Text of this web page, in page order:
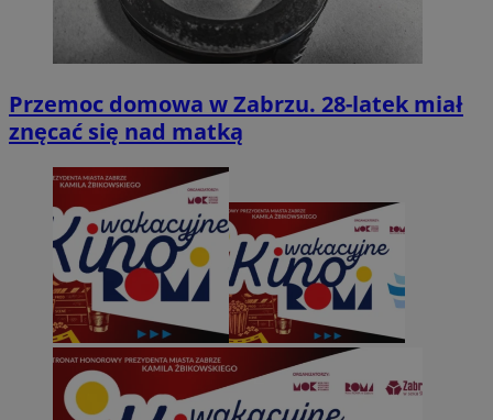
Przemoc domowa w Zabrzu. 28-latek miał
znęcać się nad matką